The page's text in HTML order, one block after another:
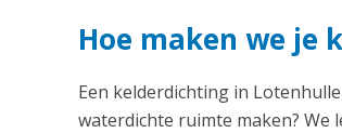
Hoe maken we je
Een kelderdichting in
waterdichte ruimte maken? We